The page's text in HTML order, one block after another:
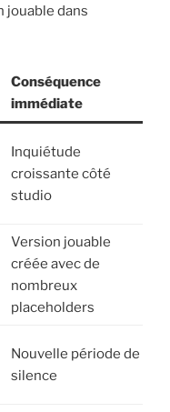
jouable dans
Conséquence
immédiate
Inquiétude
croissante côté
studio
Version jouable
créée avec de
nombreux
placeholders
Nouvelle période de
silence